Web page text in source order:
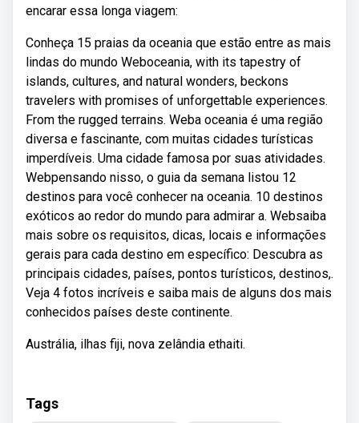
encarar essa longa viagem:
Conheça 15 praias da oceania que estão entre as mais
lindas do mundo Weboceania, with its tapestry of
islands, cultures, and natural wonders, beckons
travelers with promises of unforgettable experiences.
From the rugged terrains. Weba oceania é uma região
diversa e fascinante, com muitas cidades turísticas
imperdíveis. Uma cidade famosa por suas atividades.
Webpensando nisso, o guia da semana listou 12
destinos para você conhecer na oceania. 10 destinos
exóticos ao redor do mundo para admirar a. Websaiba
mais sobre os requisitos, dicas, locais e informações
gerais para cada destino em específico: Descubra as
principais cidades, países, pontos turísticos, destinos,.
Veja 4 fotos incríveis e saiba mais de alguns dos mais
conhecidos países deste continente.
Austrália, ilhas fiji, nova zelândia ethaiti.
Tags